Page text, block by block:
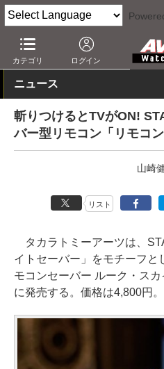
カテゴリ ログイン
AV Watch 製品 AV周辺機器
ニュース
斬りつけるとTVがON!
バー型リモコン「リモコン
山崎
リスト
タカラトミーアーツは、
イトセーバー」をモチーフと
モコンセーバー ルーク・ス
に発売する。価格は4,800円。